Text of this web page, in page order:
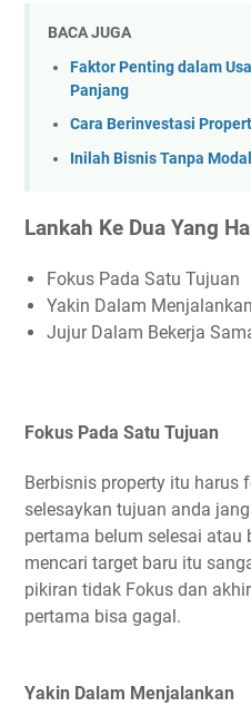
BACA JUGA
Faktor Penting dalam
Panjang
Cara Berinvestasi
Inilah Bisnis Tanpa
Lankah Ke Dua Yang
Fokus Pada Satu Tujuan
Yakin Dalam Menjalankan
Jujur Dalam Bekerja
Fokus Pada Satu Tujuan
Berbisnis property itu harus
selesaykan tujuan anda
pertama belum selesai atau
mencari target baru itu
pikiran tidak Fokus dan
pertama bisa gagal.
Yakin Dalam Menjalankan